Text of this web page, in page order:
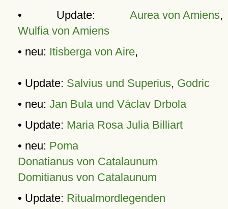
• Update: Aurea von Amiens,
Wulfia von Amiens
• neu: Itisberga von Aire,
• Update: Salvius und Superius, Godric
• neu: Jan Bula und Václav Drbola
• Update: Maria Rosa Julia Billiart
• neu: Poma
Donatianus von Catalaunum
Domitianus von Catalaunum
• Update: Ritualmordlegenden